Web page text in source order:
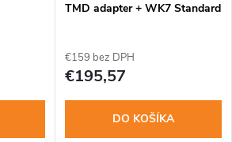
TMD adapter + WK7 Standard
€159 bez DPH
€195,57
DO KOŠÍKA